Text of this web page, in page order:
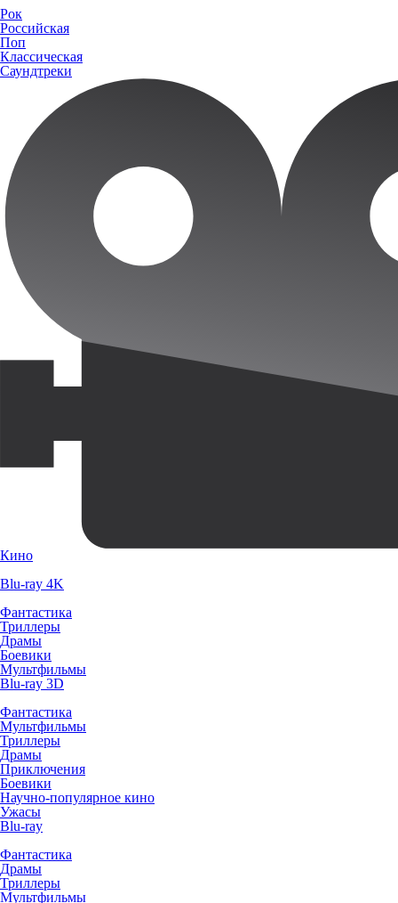
Рок
Российская
Поп
Классическая
Саундтреки
Кино
Blu-ray 4K
Фантастика
Триллеры
Драмы
Боевики
Мультфильмы
Blu-ray 3D
Фантастика
Мультфильмы
Триллеры
Драмы
Приключения
Боевики
Научно-популярное кино
Ужасы
Blu-ray
Фантастика
Драмы
Триллеры
Мультфильмы